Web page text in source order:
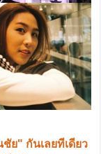
ย" กันเลยทีเดียว